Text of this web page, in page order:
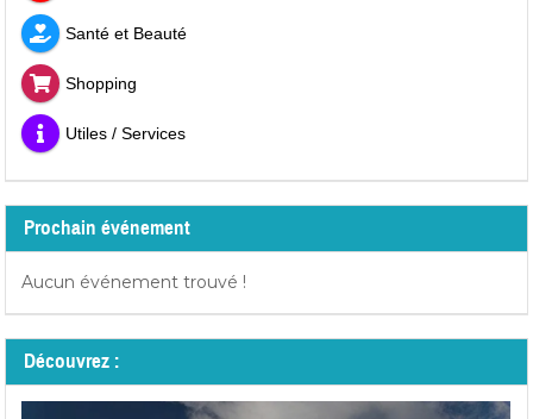
Santé et Beauté
Shopping
Utiles / Services
Prochain événement
Aucun événement trouvé !
Découvrez :